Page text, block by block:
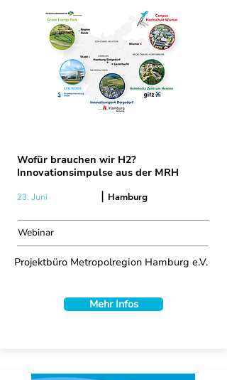
Wofür brauchen wir H2?
Innovationsimpulse aus der MRH
23. Juni | Hamburg
Webinar
Projektbüro Metropolregion Hamburg e.V.
Mehr Infos